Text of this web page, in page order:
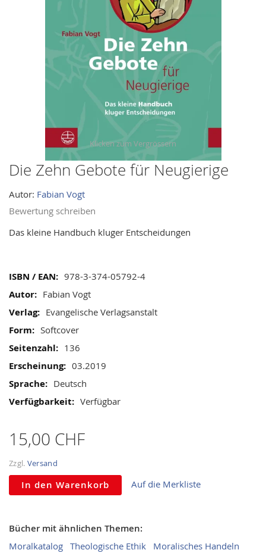
Die Zehn Gebote für Neugierige
Autor: Fabian Vogt
Bewertung schreiben
Das kleine Handbuch kluger Entscheidungen
Mehr
Informationen
978-3-374-05792-4
Fabian Vogt
Evangelische Verlagsanstalt
Softcover
136
03.2019
Deutsch
Verfügbar
15,00 CHF
Zzgl. Versand
In den Warenkorb Auf die Merkliste
Bücher mit ähnlichen Themen:
Moralkatalog Theologische Ethik
Moralisches Handeln
Skip
the
beginning
the